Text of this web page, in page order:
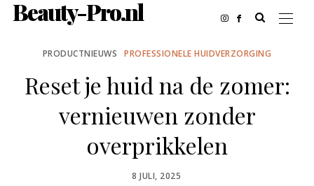
Beauty-Pro.nl
PRODUCTNIEUWS PROFESSIONELE HUIDVERZORGING
Reset je huid na de zomer:
vernieuwen zonder
overprikkelen
POSTED
8 JULI, 2025